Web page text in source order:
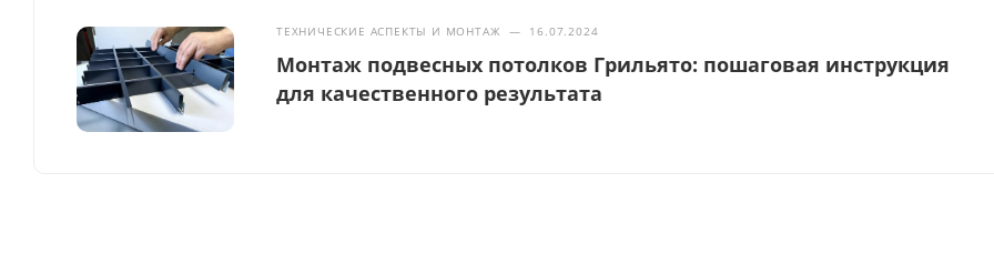
ТЕХНИЧЕСКИЕ АСПЕКТЫ И МОНТАЖ — 16.07.2024
Монтаж подвесных потолков Грильято: пошаговая инструкция
для качественного результата